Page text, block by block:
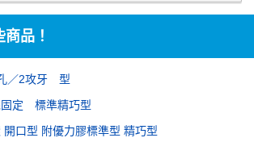
品！
／2攻牙 型
定 標準精巧型
開口型 附優力膠標準型 精巧型